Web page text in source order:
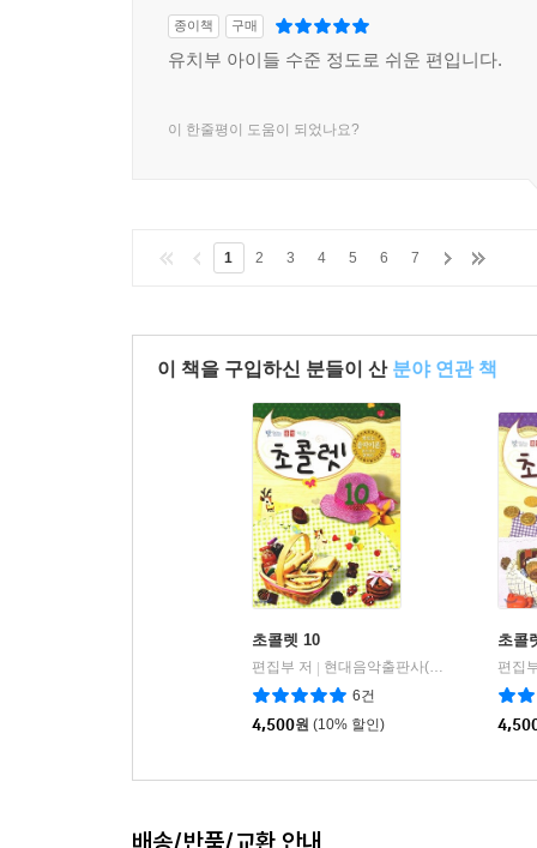
종이책 구매
유치부 아이들 수준 정도로 쉬운 편입니다.
이 한줄평이 도움이 되었나요?
1 2 3 4 5 6 7
이 책을 구입하신 분들이 산 분야 연관 책
초콜렛 10
편집부 저
현대음악출판사(현대교육미디어)
6건
4,500원 (10% 할인)
초콜
편집
배송/반품/교환 안내